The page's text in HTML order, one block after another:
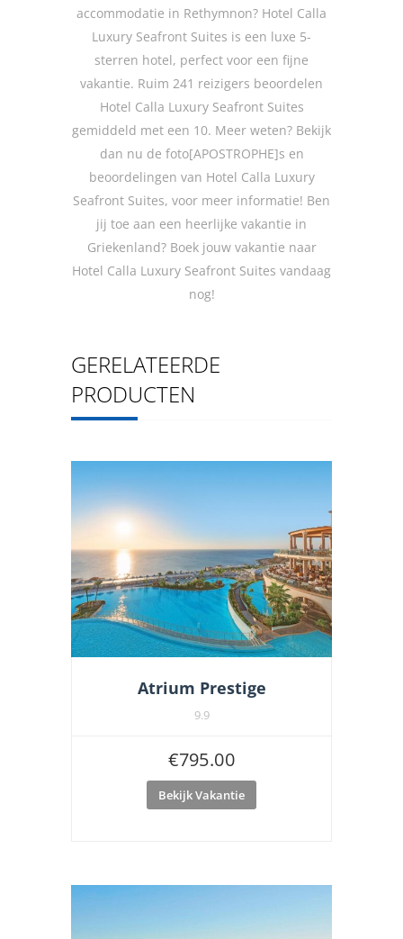
accommodatie in Rethymnon? Hotel Calla
Luxury Seafront Suites is een luxe 5-
sterren hotel, perfect voor een fijne
vakantie. Ruim 241 reizigers beoordelen
Hotel Calla Luxury Seafront Suites
gemiddeld met een 10. Meer weten? Bekijk
dan nu de foto[APOSTROPHE]s en
beoordelingen van Hotel Calla Luxury
Seafront Suites, voor meer informatie! Ben
jij toe aan een heerlijke vakantie in
Griekenland? Boek jouw vakantie naar
Hotel Calla Luxury Seafront Suites vandaag
nog!
GERELATEERDE
PRODUCTEN
Atrium Prestige
9.9
€795.00
Bekijk Vakantie